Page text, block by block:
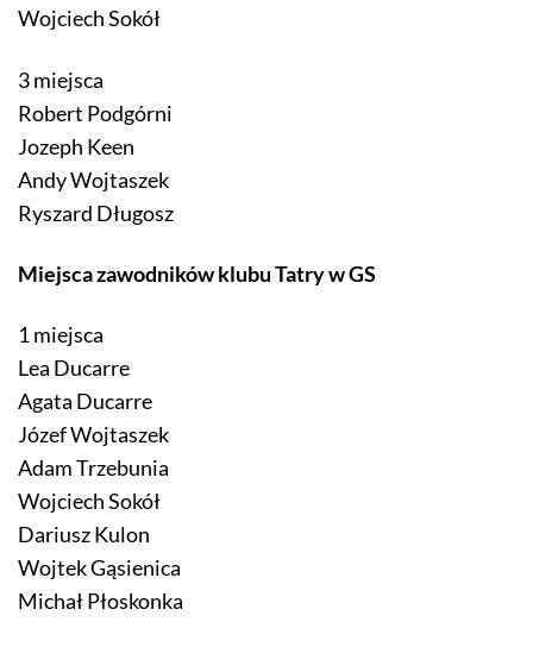
Wojciech Sokół
3 miejsca
Robert Podgórni
Jozeph Keen
Andy Wojtaszek
Ryszard Długosz
Miejsca zawodników klubu Tatry w GS
1 miejsca
Lea Ducarre
Agata Ducarre
Józef Wojtaszek
Adam Trzebunia
Wojciech Sokół
Dariusz Kulon
Wojtek Gąsienica
Michał Płoskonka